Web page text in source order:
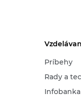
Príbehy
Rady a
Infobanka